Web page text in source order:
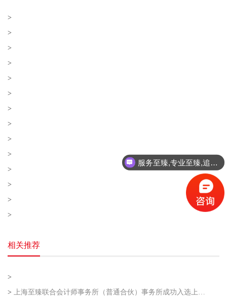
>
>
>
>
>
>
>
>
>
>
>
>
>
>
相关推荐
>
> 上海至臻联合会计师事务所（普通合伙）事务所成功入选上海市企业走出去专业服务联盟第二批